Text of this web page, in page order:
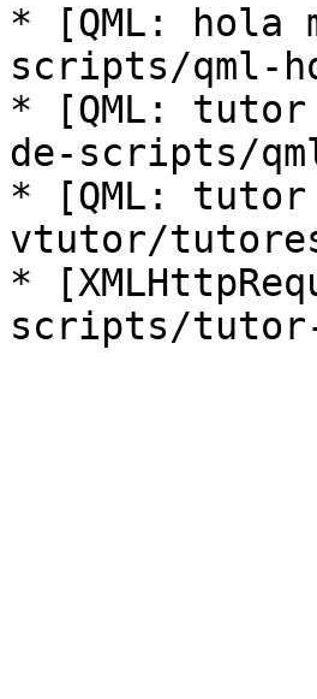
* [QML: hola
scripts/qml-
* [QML:
de-scripts/
* [QML:
vtutor/
*